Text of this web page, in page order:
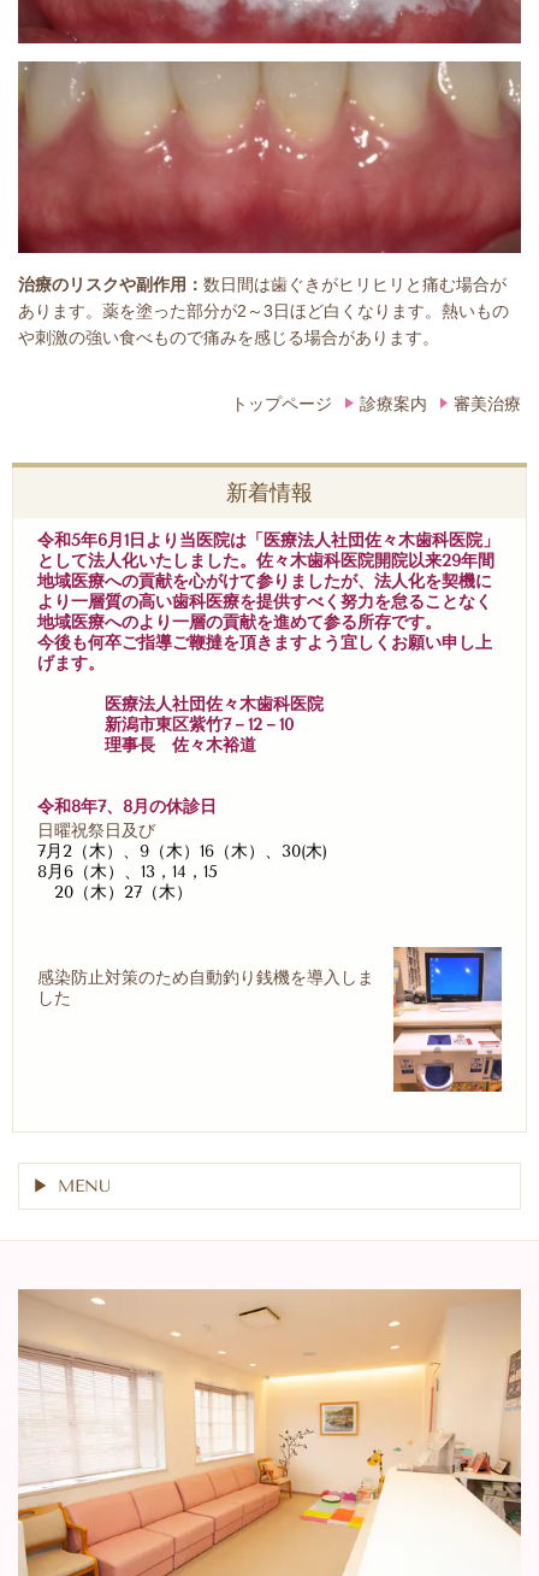
治療のリスクや副作用： 数日間は歯ぐきがヒリヒリと痛む場合が
あります。薬を塗った部分が2～3日ほど白くなります。熱いもの
や刺激の強い食べもので痛みを感じる場合があります。
トップページ 診療案内 審美治療
新着情報
令和5年6月1日より当医院は「医療法人社団佐々木歯科医院」
として法人化いたしました。佐々木歯科医院開院以来29年間
地域医療への貢献を心がけて参りましたが、法人化を契機に
より一層質の高い歯科医療を提供すべく努力を怠ることなく
地域医療へのより一層の貢献を進めて参る所存です。
今後も何卒ご指導ご鞭撻を頂きますよう宜しくお願い申し上
げます。
医療法人社団佐々木歯科医院
新潟市東区紫竹7－12－10
理事長 佐々木裕道
令和8年7、8月の休診日
日曜祝祭日及び
7月2（木）、9（木）16（木）、30(木)
8月6（木）、13，14，15
20（木）27（木）
感染防止対策のため自動釣り銭機を導入しま
した
MENU